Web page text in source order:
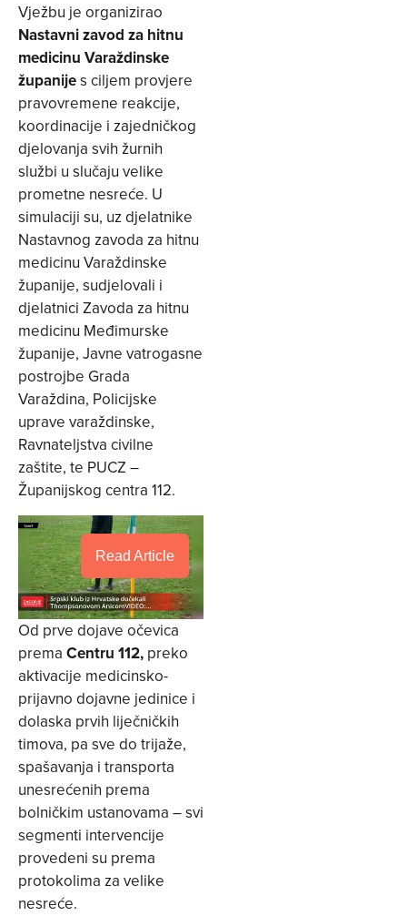
Vježbu je organizirao
Nastavni zavod za hitnu
medicinu Varaždinske
županijes ciljem provjere
pravovremene reakcije,
koordinacije i zajedničkog
djelovanja svih žurnih
službi u slučaju velike
prometne nesreće. U
simulaciji su, uz djelatnike
Nastavnog zavoda za hitnu
medicinu Varaždinske
županije, sudjelovali i
djelatnici Zavoda za hitnu
medicinu Međimurske
županije, Javne vatrogasne
postrojbe Grada
Varaždina, Policijske
uprave varaždinske,
Ravnateljstva civilne
zaštite, te PUCZ –
Županijskog centra 112.
Read Article
Od prve dojave očevica
prema Centru 112, preko
aktivacije medicinsko-
prijavno dojavne jedinice i
dolaska prvih liječničkih
timova, pa sve do trijaže,
spašavanja i transporta
unesrećenih prema
bolničkim ustanovama – svi
segmenti intervencije
provedeni su prema
protokolima za velike
nesreće.